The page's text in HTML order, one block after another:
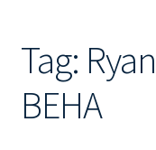
RYANAIR ИЗ РИГИ
Ryanair из Стокгольма
Tag:
ВЕНА